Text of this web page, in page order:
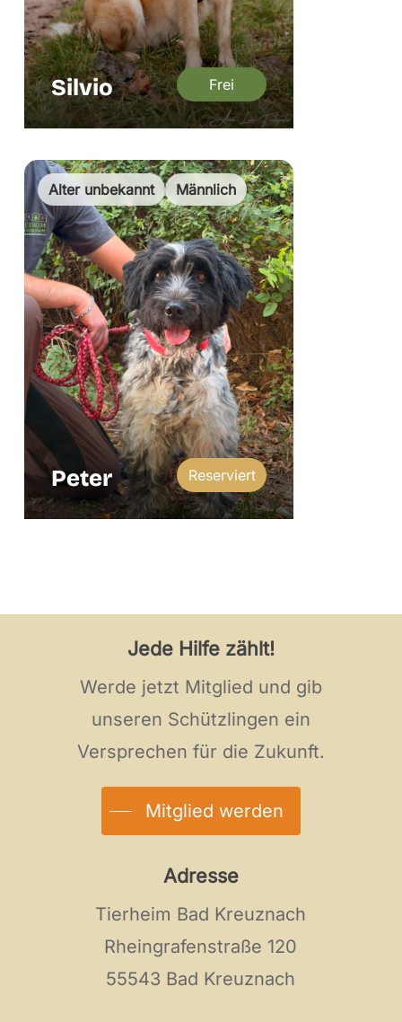
Silvio Frei
Alter unbekannt Männlich
Peter Reserviert
Jede Hilfe zählt!
Werde jetzt Mitglied und gib
unseren Schützlingen ein
Versprechen für die Zukunft.
Mitglied werden
Adresse
Tierheim Bad Kreuznach
Rheingrafenstraße 120
55543 Bad Kreuznach